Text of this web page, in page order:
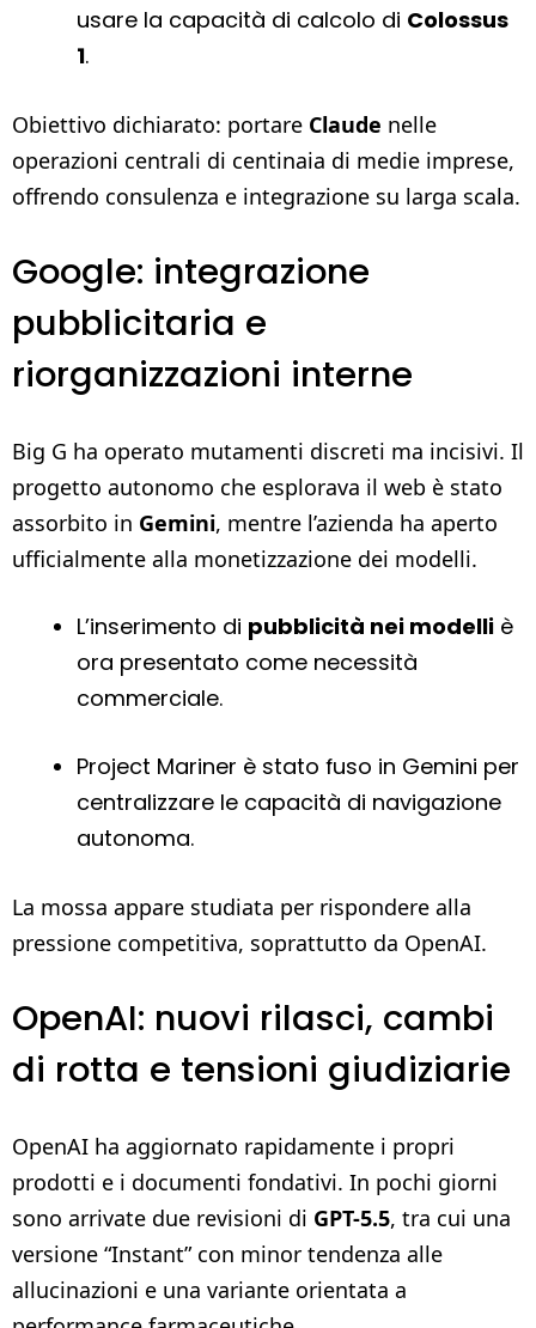
usare la capacità di calcolo di Colossus
1.
Obiettivo dichiarato: portare Claude nelle
operazioni centrali di centinaia di medie imprese,
offrendo consulenza e integrazione su larga scala.
Google: integrazione
pubblicitaria e
riorganizzazioni interne
Big G ha operato mutamenti discreti ma incisivi. Il
progetto autonomo che esplorava il web è stato
assorbito in Gemini, mentre l’azienda ha aperto
ufficialmente alla monetizzazione dei modelli.
L’inserimento di pubblicità nei modelli è
ora presentato come necessità
commerciale.
Project Mariner è stato fuso in Gemini per
centralizzare le capacità di navigazione
autonoma.
La mossa appare studiata per rispondere alla
pressione competitiva, soprattutto da OpenAI.
OpenAI: nuovi rilasci, cambi
di rotta e tensioni giudiziarie
OpenAI ha aggiornato rapidamente i propri
prodotti e i documenti fondativi. In pochi giorni
sono arrivate due revisioni di GPT-5.5, tra cui una
versione “Instant” con minor tendenza alle
allucinazioni e una variante orientata a